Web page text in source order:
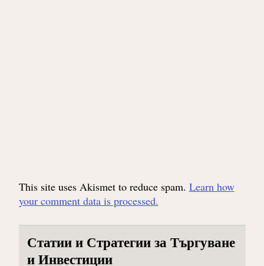
This site uses Akismet to reduce spam. Learn how
your comment data is processed.
Статии и Стратегии за Търгуване
и Инвестиции